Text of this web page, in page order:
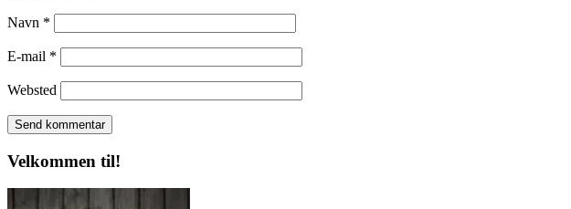
Navn *
E-mail *
Websted
Velkommen til!